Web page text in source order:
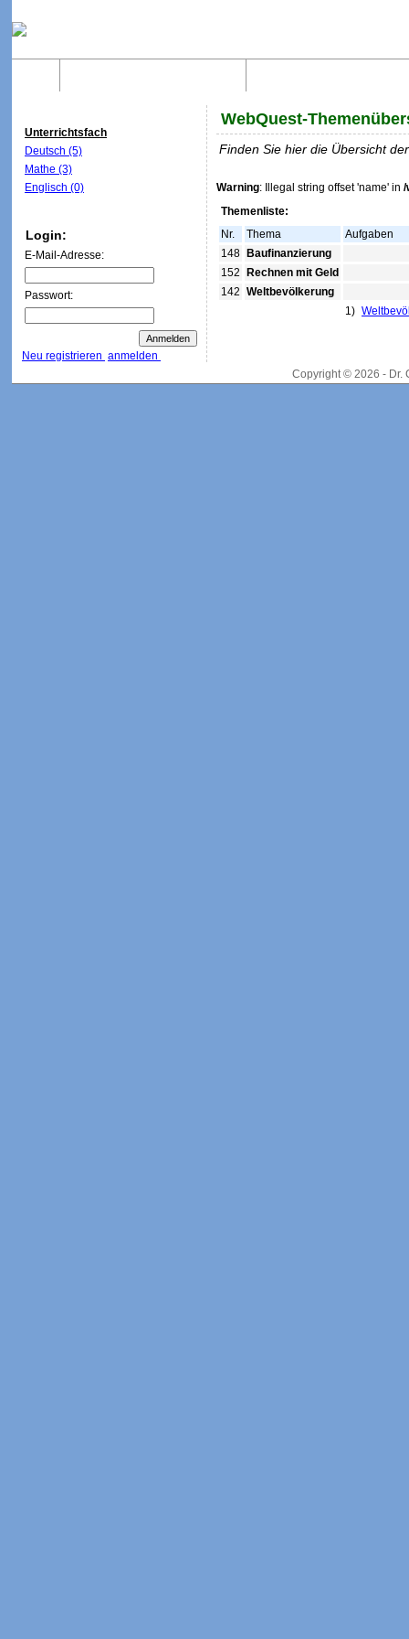
Unterrichtsfach
Deutsch (5)
Mathe (3)
Englisch (0)
Login:
E-Mail-Adresse:
Passwort:
Neu registrieren anmelden
WebQuest-
Finden Sie hier die Übersicht
Warning: Illegal string offset 'name' in /
Themenliste:
Nr.
Thema
Aufgaben
148
Baufinanzierung
152
Rechnen mit Geld
142 Weltbevölkerung
1)
Copyright © 2026 - Dr.